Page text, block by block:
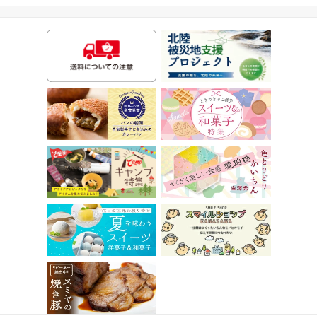
亭だし 鰹節 薄味】